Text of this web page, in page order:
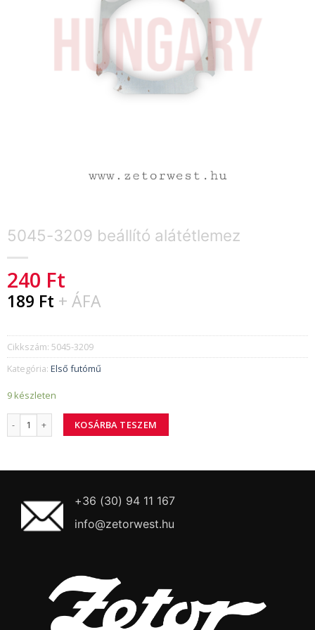
5045-3209 beállító alátétlemez
240 Ft
189 Ft + ÁFA
Cikkszám: 5045-3209
Kategória: Első futómű
9 készleten
5045-3209 beállító alátétlemez mennyiség
KOSÁRBA TESZEM
+36 (30) 94 11 167
info@zetorwest.hu